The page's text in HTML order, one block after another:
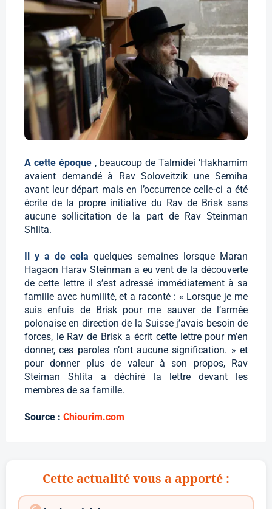
A cette époque , beaucoup de Talmidei ‘Hakhamim
avaient demandé à Rav Soloveitzik une Semiha
avant leur départ mais en l’occurrence celle-ci a été
écrite de la propre initiative du Rav de Brisk sans
aucune sollicitation de la part de Rav Steinman
Shlita.
Il y a de cela quelques semaines lorsque Maran
Hagaon Harav Steinman a eu vent de la découverte
de cette lettre il s’est adressé immédiatement à sa
famille avec humilité, et a raconté : « Lorsque je me
suis enfuis de Brisk pour me sauver de l’armée
polonaise en direction de la Suisse j’avais besoin de
forces, le Rav de Brisk a écrit cette lettre pour m’en
donner, ces paroles n’ont aucune signification. » et
pour donner plus de valeur à son propos, Rav
Steiman Shlita a déchiré la lettre devant les
membres de sa famille.
Source : Chiourim.com
Cette actualité vous a apporté :